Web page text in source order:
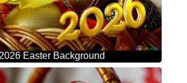
Easter Background